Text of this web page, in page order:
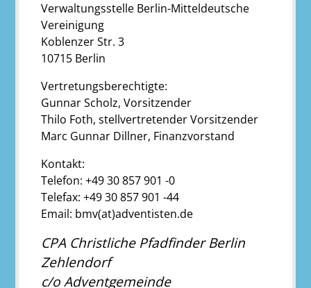
Verwaltungsstelle Berlin-Mitteldeutsche
Vereinigung
Koblenzer Str. 3
10715 Berlin
Vertretungsberechtigte:
Gunnar Scholz, Vorsitzender
Thilo Foth, stellvertretender Vorsitzender
Marc Gunnar Dillner, Finanzvorstand
Kontakt:
Telefon: +49 30 857 901 -0
Telefax: +49 30 857 901 -44
Email: bmv(at)adventisten.de
CPA Christliche Pfadfinder Berlin
Zehlendorf
c/o Adventgemeinde